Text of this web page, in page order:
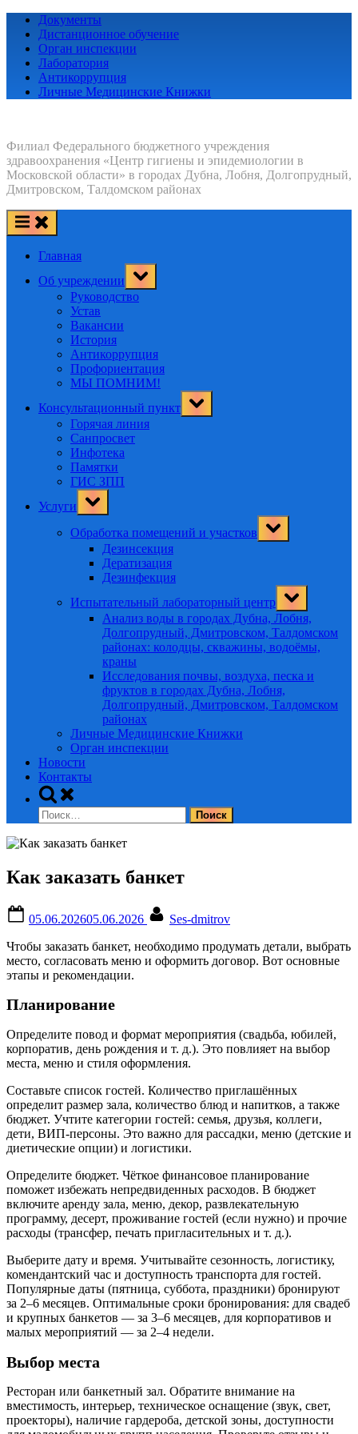
Skip
content
Документы
Дистанционное обучение
Орган инспекции
Лаборатория
Антикоррупция
Личные Медицинские Книжки
Филиал Федерального бюджетного учреждения
здравоохранения «Центр гигиены и эпидемиологии в
Московской области» в городах Дубна, Лобня, Долгопрудный,
Дмитровском, Талдомском районах
Главная
Об учреждении
Toggle
sub-
menu
Руководство
Устав
Вакансии
История
Антикоррупция
Профориентация
МЫ ПОМНИМ!
Консультационный пункт
Toggle
sub-
Горячая линия
Санпросвет
Инфотека
Памятки
ГИС ЗПП
Услуги
Toggle
sub-
Обработка помещений и участков
Toggle
sub-
Дезинсекция
Дератизация
Дезинфекция
Испытательный лабораторный центр
Toggle
sub-
menu
Анализ воды в городах Дубна, Лобня,
Долгопрудный, Дмитровском, Талдомском
районах: колодцы, скважины, водоёмы,
краны
Исследования почвы, воздуха, песка и
фруктов в городах Дубна, Лобня,
Долгопрудный, Дмитровском, Талдомском
районах
Личные Медицинские Книжки
Орган инспекции
Новости
Контакты
Toggle
search
form
Найти:
Как заказать банкет
on
05.06.202605.06.2026
Ses-dmitrov
Чтобы заказать банкет, необходимо продумать детали, выбрать
место, согласовать меню и оформить договор. Вот основные
этапы и рекомендации.
Планирование
Определите повод и формат мероприятия (свадьба, юбилей,
корпоратив, день рождения и т. д.). Это повлияет на выбор
места, меню и стиля оформления.
Составьте список гостей. Количество приглашённых
определит размер зала, количество блюд и напитков, а также
бюджет. Учтите категории гостей: семья, друзья, коллеги,
дети, ВИП-персоны. Это важно для рассадки, меню (детские и
диетические опции) и логистики.
Определите бюджет. Чёткое финансовое планирование
поможет избежать непредвиденных расходов. В бюджет
включите аренду зала, меню, декор, развлекательную
программу, десерт, проживание гостей (если нужно) и прочие
расходы (трансфер, печать пригласительных и т. д.).
Выберите дату и время. Учитывайте сезонность, логистику,
комендантский час и доступность транспорта для гостей.
Популярные даты (пятница, суббота, праздники) бронируют
за 2–6 месяцев. Оптимальные сроки бронирования: для свадеб
и крупных банкетов — за 3–6 месяцев, для корпоративов и
малых мероприятий — за 2–4 недели.
Выбор места
Ресторан или банкетный зал. Обратите внимание на
вместимость, интерьер, техническое оснащение (звук, свет,
проекторы), наличие гардероба, детской зоны, доступности